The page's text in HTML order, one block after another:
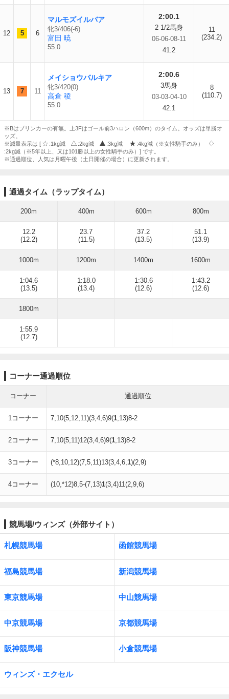
12 5 6
マルモズイルバア
牝3/406(-6)
富田 暁
55.0
2:00.1
2 1/2馬身
06-06-08-11
41.2
11
(234.2)
13 7 11
メイショウバルキア
牝3/420(0)
高倉 稜
55.0
2:00.6
3馬身
03-03-04-10
42.1
8
(110.7)
※Bはブリンカーの有無。上3Fはゴール前3ハロン（600m）のタイム。オッズは単勝オ
ッズ。
※減量表示は [
:1kg減 :2kg減 :3kg減
:4kg減（※女性騎手のみ）
:2kg減（※5年以上、又は101勝以上の女性騎手のみ）] です。
※通過順位、人気は月曜午後（土日開催の場合）に更新されます。
通過タイム（ラップタイム）
200m 400m 600m 800m
12.2
(12.2)
23.7
(11.5)
37.2
(13.5)
51.1
(13.9)
1000m 1200m 1400m 1600m
1:04.6
(13.5)
1:18.0
(13.4)
1:30.6
(12.6)
1:43.2
(12.6)
1800m
1:55.9
(12.7)
コーナー通過順位
コーナー 通過順位
1コーナー 7,10(5,12,11)(3,4,6)9(1,13)8-2
2コーナー 7,10(5,11)12(3,4,6)9(1,13)8-2
3コーナー (*8,10,12)(7,5,11)13(3,4,6,1)(2,9)
4コーナー (10,*12)8,5-(7,13)1(3,4)11(2,9,6)
競馬場/ウィンズ（外部サイト）
札幌競馬場 函館競馬場
福島競馬場 新潟競馬場
東京競馬場 中山競馬場
中京競馬場 京都競馬場
阪神競馬場 小倉競馬場
ウィンズ・エクセル